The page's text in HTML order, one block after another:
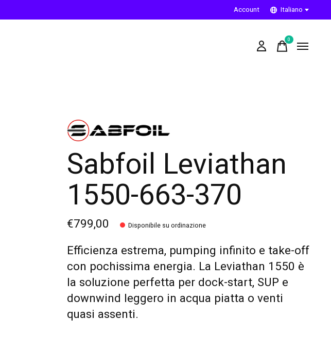
Account Italiano
0items
Sabfoil Leviathan
1550-663-370
€799,00 Disponibile su ordinazione
Efficienza estrema, pumping infinito e take-off
con pochissima energia. La Leviathan 1550 è
la soluzione perfetta per dock-start, SUP e
downwind leggero in acqua piatta o venti
quasi assenti.